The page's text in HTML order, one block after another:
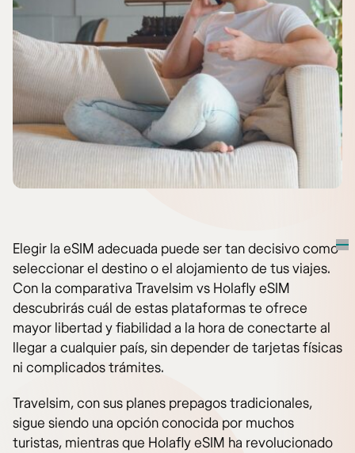
Elegir la eSIM adecuada puede ser tan decisivo como
seleccionar el destino o el alojamiento de tus viajes.
Con la comparativa Travelsim vs Holafly eSIM
descubrirás cuál de estas plataformas te ofrece
mayor libertad y fiabilidad a la hora de conectarte al
llegar a cualquier país, sin depender de tarjetas físicas
ni complicados trámites.
Travelsim, con sus planes prepagos tradicionales,
sigue siendo una opción conocida por muchos
turistas, mientras que Holafly eSIM ha revolucionado